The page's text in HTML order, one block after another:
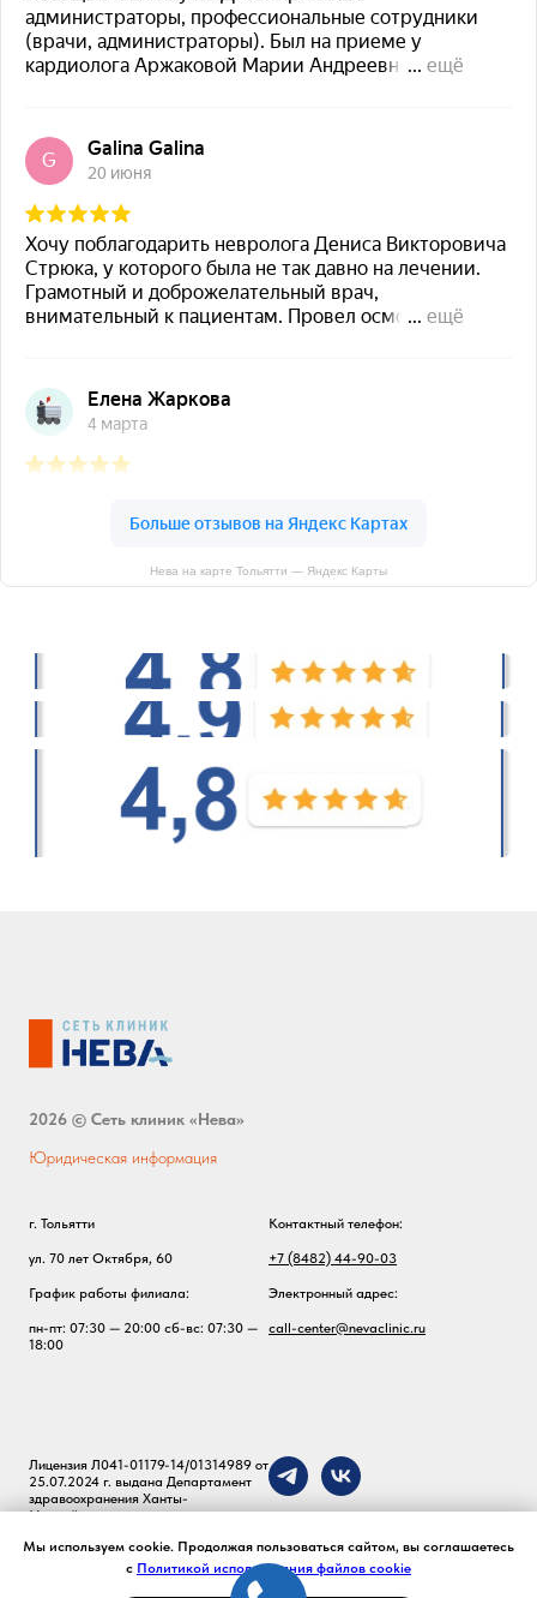
Нева на карте Тольятти — Яндекс Карты
2026 © Сеть клиник «Нева»
Юридическая информация
г. Тольятти
ул. 70 лет Октября, 60
График работы филиала:
пн-пт: 07:30 — 20:00 сб-вс: 07:30 —
18:00
Контактный телефон:
+7 (8482) 44-90-03
Электронный адрес:
call-center@nevaclinic.ru
Лицензия Л041-01179-14/01314989 от
25.07.2024 г. выдана Департамент
здравоохранения Ханты-
Мансийского автономного округа –
Медицинские услуги предоставляет
ООО "ФЛЕБОКЛИНИКА".
Мы используем cookie. Продолжая пользоваться сайтом, вы соглашаетесь
с Политикой использования файлов cookie